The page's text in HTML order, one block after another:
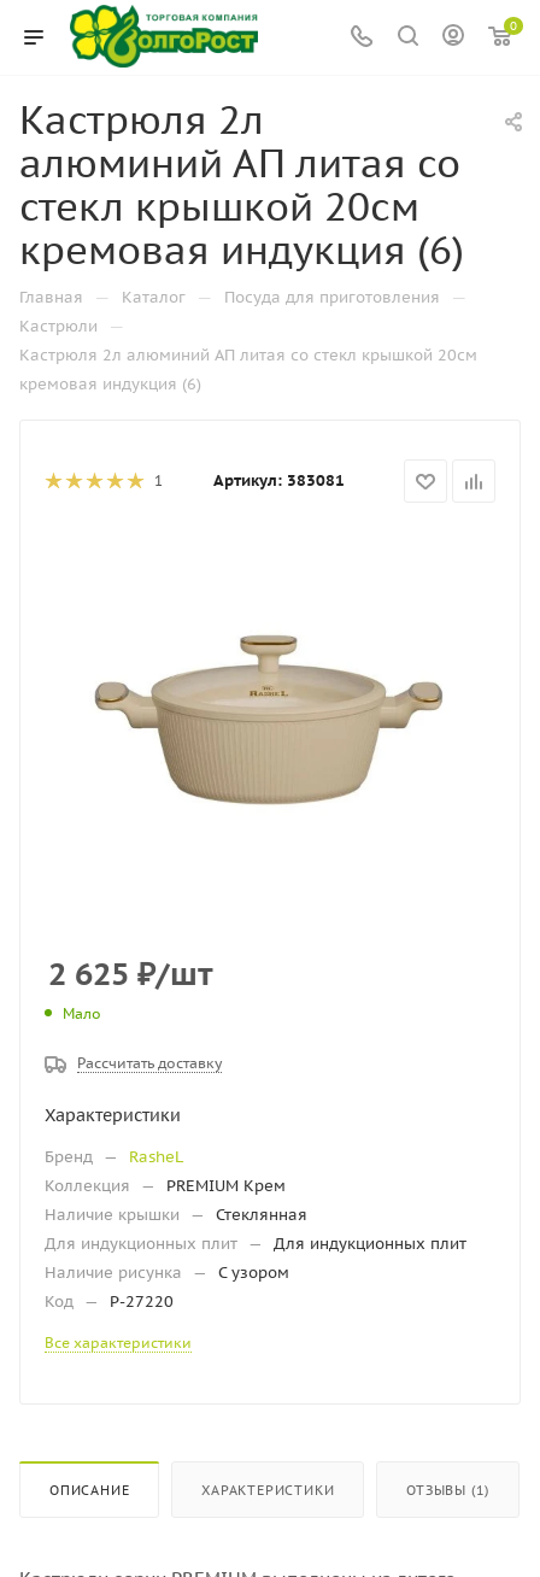
0
Кастрюля 2л
алюминий АП литая со
стекл крышкой 20см
кремовая индукция (6)
Главная — Каталог — Посуда для приготовления —
Кастрюли —
Кастрюля 2л алюминий АП литая со стекл крышкой 20см
кремовая индукция (6)
1 Артикул: 383081
2 625 ₽/шт
Мало
Рассчитать доставку
Характеристики
Бренд —
RasheL
Коллекция
—
PREMIUM Крем
Наличие крышки
—
Стеклянная
Для индукционных плит —
Для индукционных плит
Наличие рисунка
—
С узором
Код — Р-27220
Все характеристики
ОПИСАНИЕ ХАРАКТЕРИСТИКИ ОТЗЫВЫ (1)